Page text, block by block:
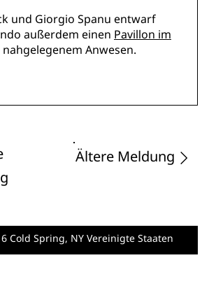
und Giorgio Spanu entwarf
außerdem einen Pavillon im
Anwesen.
Ältere Meldung
Cold Spring, NY Vereinigte Staaten